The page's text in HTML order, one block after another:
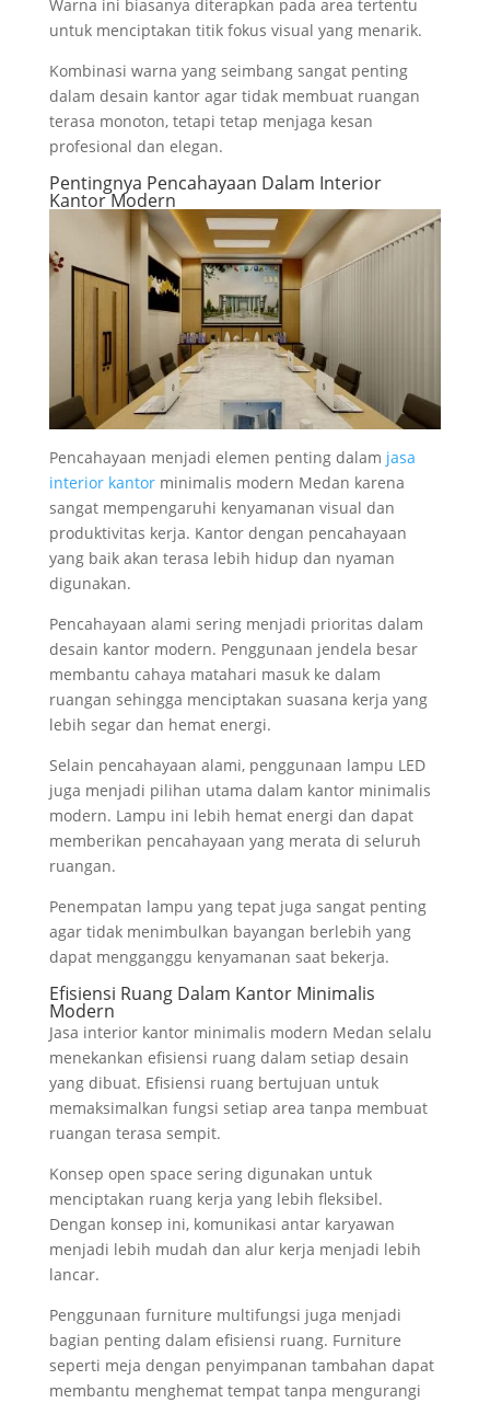
Warna ini biasanya diterapkan pada area tertentu
untuk menciptakan titik fokus visual yang menarik.
Kombinasi warna yang seimbang sangat penting
dalam desain kantor agar tidak membuat ruangan
terasa monoton, tetapi tetap menjaga kesan
profesional dan elegan.
Pentingnya Pencahayaan Dalam Interior
Kantor Modern
Pencahayaan menjadi elemen penting dalam jasa
interior kantorminimalis modern Medan karena
sangat mempengaruhi kenyamanan visual dan
produktivitas kerja. Kantor dengan pencahayaan
yang baik akan terasa lebih hidup dan nyaman
digunakan.
Pencahayaan alami sering menjadi prioritas dalam
desain kantor modern. Penggunaan jendela besar
membantu cahaya matahari masuk ke dalam
ruangan sehingga menciptakan suasana kerja yang
lebih segar dan hemat energi.
Selain pencahayaan alami, penggunaan lampu LED
juga menjadi pilihan utama dalam kantor minimalis
modern. Lampu ini lebih hemat energi dan dapat
memberikan pencahayaan yang merata di seluruh
ruangan.
Penempatan lampu yang tepat juga sangat penting
agar tidak menimbulkan bayangan berlebih yang
dapat mengganggu kenyamanan saat bekerja.
Efisiensi Ruang Dalam Kantor Minimalis
Modern
Jasa interior kantor minimalis modern Medan selalu
menekankan efisiensi ruang dalam setiap desain
yang dibuat. Efisiensi ruang bertujuan untuk
memaksimalkan fungsi setiap area tanpa membuat
ruangan terasa sempit.
Konsep open space sering digunakan untuk
menciptakan ruang kerja yang lebih fleksibel.
Dengan konsep ini, komunikasi antar karyawan
menjadi lebih mudah dan alur kerja menjadi lebih
lancar.
Penggunaan furniture multifungsi juga menjadi
bagian penting dalam efisiensi ruang. Furniture
seperti meja dengan penyimpanan tambahan dapat
membantu menghemat tempat tanpa mengurangi